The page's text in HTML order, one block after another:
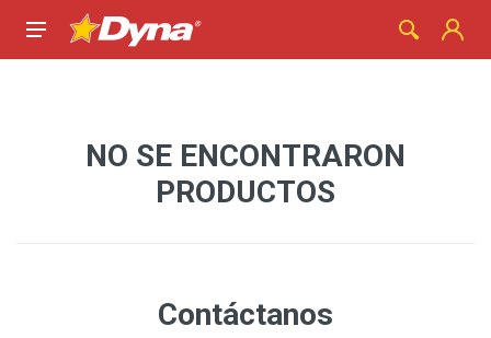
NO SE ENCONTRARON
PRODUCTOS
Contáctanos